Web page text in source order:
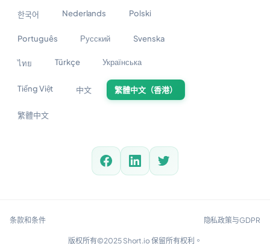
한국어 Nederlands Polski
Português Русский Svenska
ไทย Türkçe Українська
Tiếng Việt 中文 繁體中文（香港）
繁體中文
版权所有©2025 Short.io 保留所有权利。
条款和条件 隐私政策与GDPR